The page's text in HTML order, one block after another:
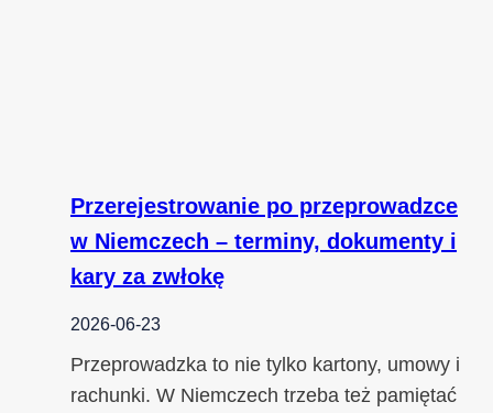
Przerejestrowanie po przeprowadzce
w Niemczech – terminy, dokumenty i
kary za zwłokę
2026-06-23
Przeprowadzka to nie tylko kartony, umowy i
rachunki. W Niemczech trzeba też pamiętać